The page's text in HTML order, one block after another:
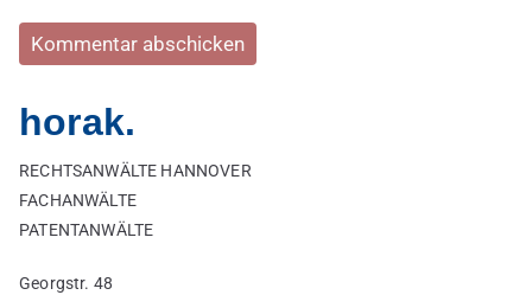
horak.
RECHTSANWÄLTE HANNOVER
FACHANWÄLTE
PATENTANWÄLTE
Georgstr. 48